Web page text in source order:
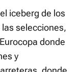
iceberg de los
selecciones,
donde
y